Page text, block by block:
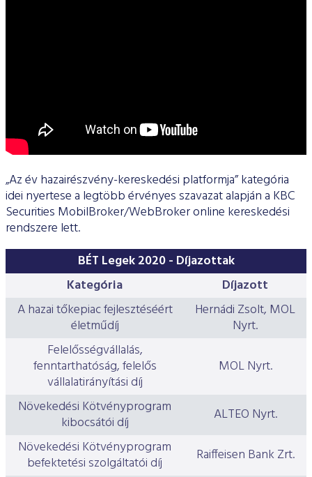
„Az év hazairészvény-kereskedési platformja” kategória
idei nyertese a legtöbb érvényes szavazat alapján a KBC
Securities MobilBroker/WebBroker online kereskedési
rendszere lett.
BÉT Legek 2020 - Díjazottak
Kategória
Díjazott
A hazai tőkepiac fejlesztéséért
életműdíj
Hernádi Zsolt, MOL
Nyrt.
Felelősségvállalás,
fenntarthatóság, felelős
vállalatirányítási díj
MOL Nyrt.
Növekedési Kötvényprogram
kibocsátói díj
ALTEO Nyrt.
Növekedési Kötvényprogram
befektetési szolgáltatói díj
Raiffeisen Bank Zrt.